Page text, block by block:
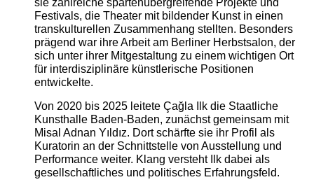
Festivals, die Theater mit bildender Kunst in einen
transkulturellen Zusammenhang stellten. Besonders
prägend war ihre Arbeit am Berliner Herbstsalon, der
sich unter ihrer Mitgestaltung zu einem wichtigen Ort
für interdisziplinäre künstlerische Positionen
entwickelte.
Von 2020 bis 2025 leitete Çağla Ilk die Staatliche
Kunsthalle Baden-Baden, zunächst gemeinsam mit
Misal Adnan Yıldız. Dort schärfte sie ihr Profil als
Kuratorin an der Schnittstelle von Ausstellung und
Performance weiter. Klang versteht Ilk dabei als
gesellschaftliches und politisches Erfahrungsfeld.